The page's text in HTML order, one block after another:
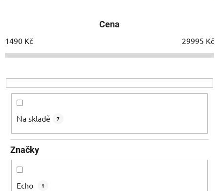
í
p
o
d
ů
Cena
1490 Kč 29995 Kč
Na skladě 7
Značky
Echo 1